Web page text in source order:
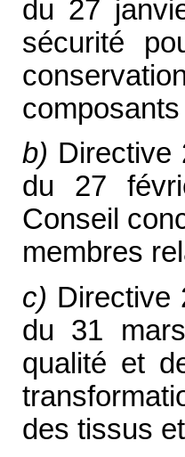
du 27
sécurité
b) Directive
du 27
Conseil
membres
c) Directive
du 31
qualité et
des tissus